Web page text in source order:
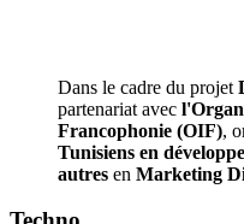
Dans le cadre du projet
partenariat avec
Francophonie (OIF),
Tunisiens en
autres en Marketing